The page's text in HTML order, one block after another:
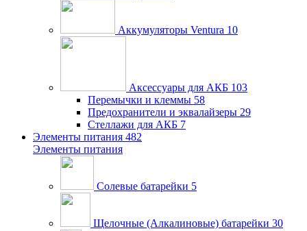
Аккумуляторы Ventura 10
Аксессуары для АКБ 103
Перемычки и клеммы 58
Предохранители и эквалайзеры 29
Стеллажи для АКБ 7
Элементы питания 482
Элементы питания
Солевые батарейки 5
Щелочные (Алкалиновые) батарейки 30